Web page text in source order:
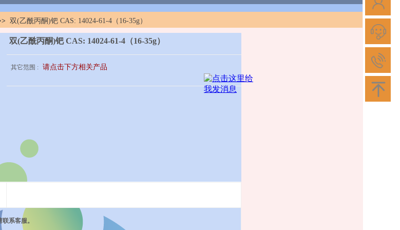
双(乙酰丙酮)钯 CAS: 14024-61-4（16-35g）
双(乙酰丙酮)钯 CAS: 14024-61-4（16-35g）
其它范围 : 请点击下方相关产品
系客服。